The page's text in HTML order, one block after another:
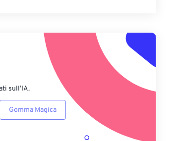
Applica da preimpostazione
Salva come predefinito
sull’IA.
Gomma Magica